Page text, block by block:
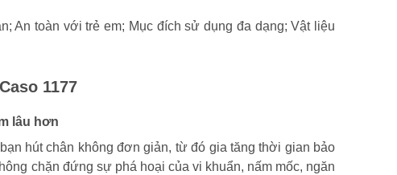
An toàn với trẻ em; Mục đích sử dụng đa dạng; Vật liệu
1177
lâu hơn
hút chân không đơn giản, từ đó gia tăng thời gian bảo
chặn đứng sự phá hoại của vi khuẩn, nấm mốc, ngăn